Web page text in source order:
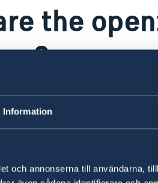
Information
och annonserna till användarna,
the